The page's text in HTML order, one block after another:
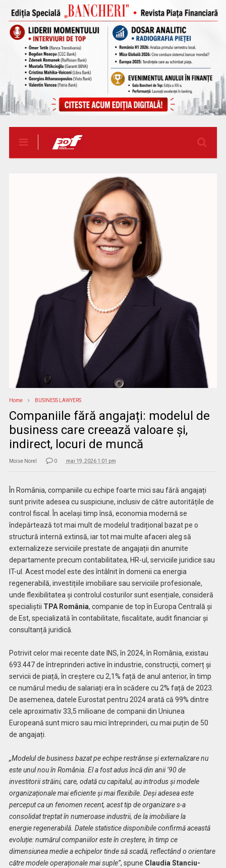
Home BUSINESS LAWYERS
Companiile fără angajați: modelul de
business care creează valoare și,
indirect, locuri de muncă
Moise Norel 0 mai 19, 2026 1:01 pm
În România, companiile cu echipe foarte mici sau fără angajați
sunt privite adesea cu suspiciune, inclusiv de către autoritățile de
control fiscal. În același timp însă, economia modernă se
îndepărtează tot mai mult de modelul tradițional bazat pe o
structură internă extinsă, iar tot mai multe afaceri aleg să
externalizeze serviciile prestate de angajații din anumite
departamente precum contabilitatea, HR-ul, serviciile juridice sau
IT-ul. Acest model este des întâlnit în domenii ca energia
regenerabilă, investițiile imobiliare sau serviciile profesionale,
unde flexibilitatea și controlul costurilor sunt esențiale, consideră
specialiștii TPA România, companie de top în Europa Centrală și
de Est, specializată în contabilitate, fiscalitate, audit financiar și
consultanță juridică.
Potrivit celor mai recente date INS, în 2024, în România, existau
693.447 de întreprinderi active în industrie, construcții, comerț și
servicii de piață, în creștere cu 2,1% față de anul anterior, în timp
ce numărul mediu de salariați era în scădere cu 2% față de 2023.
De asemenea, datele Eurostat pentru 2024 arată că 99% dintre
cele aproximativ 33,5 milioane de companii din Uniunea
Europeană sunt micro sau mici întreprinderi, cu mai puțin de 50
de angajați.
„Modelul de business bazat pe echipe restrânse și externalizare nu
este unul nou în România. El a fost adus încă din anii ’90 de
investitorii străini, care, odată cu capitalul, au introdus și modele
organizaționale mai eficiente și mai flexibile. Deși adesea este
perceput ca un fenomen recent, acest tip de organizare s-a
consolidat treptat în numeroase industrii, de la imobiliare la
energie regenerabilă. Datele statistice disponibile confirmă această
evoluție: numărul companiilor este în creștere, în timp ce
dimensiunea medie a echipelor tinde să scadă, reflectând o orientare
către modele operaționale mai suple”, spune Claudia Stanciu-